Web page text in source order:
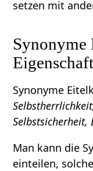
setzen mit
Synonyme
Selbstsicherheit,
Man kann die
einteilen,